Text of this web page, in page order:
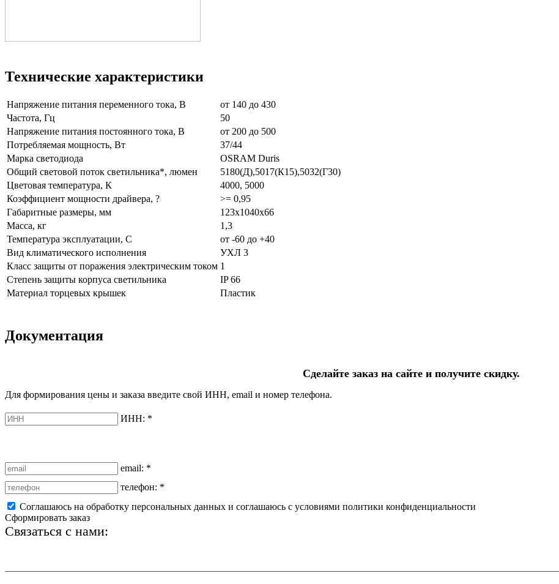
Технические характеристики
Напряжение питания переменного тока, В
от 140 до 430
Частота, Гц
50
Напряжение питания постоянного тока, В
от 200 до 500
Потребляемая мощность, Вт
37/44
Марка светодиода
OSRAM Duris
Общий световой поток светильника*, люмен
5180(Д),5017(К15),5032(Г30)
Цветовая температура, К
4000, 5000
Коэффициент мощности драйвера, ?
>= 0,95
Габаритные размеры, мм
123х1040х66
Масса, кг
1,3
Температура эксплуатации, С
от -60 до +40
Вид климатического исполнения
УХЛ 3
Класс защиты от поражения электрическим током 1
Степень защиты корпуса светильника
IP 66
Материал торцевых крышек
Пластик
Документация
Сделайте заказ на сайте и получите скидку.
Для формирования цены и заказа введите свой ИНН, email и номер телефона.
ИНН: *
email: *
телефон: *
Соглашаюсь на обработку персональных данных и соглашаюсь с условиями политики конфиденциальности
Сформировать заказ
Связаться с нами: